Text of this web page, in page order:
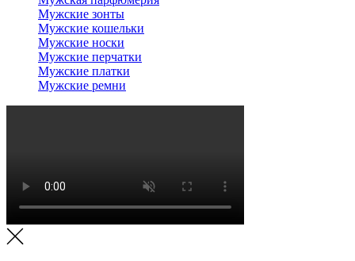
Мужские зонты
Мужские кошельки
Мужские носки
Мужские перчатки
Мужские платки
Мужские ремни